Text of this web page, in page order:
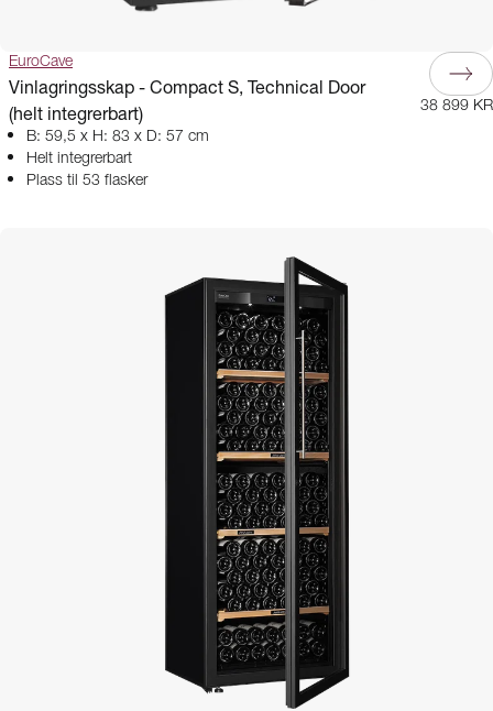
EuroCave
Vinlagringsskap - Compact S, Technical Door
(helt integrerbart)
B: 59,5 x H: 83 x D: 57 cm
Helt integrerbart
Plass til 53 flasker
38 899 KR